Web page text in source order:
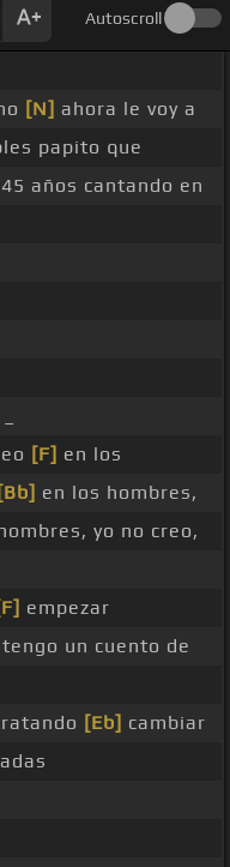
Autoscroll
[N] ahora le voy a
papito que
años cantando en
[F] en los
[Bb] en los hombres,
yo no creo,
empezar
un cuento de
[Eb] cambiar